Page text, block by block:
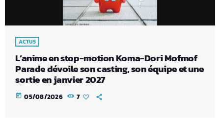
ACTUS
L’anime en stop-motion Koma-Dori Mofmof
Parade dévoile son casting, son équipe et une
sortie en janvier 2027
today 05/08/2026 7